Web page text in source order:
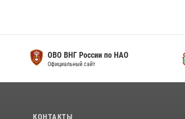
ОВО ВНГ России по НАО
Официальный сайт
КОНТАКТЫ